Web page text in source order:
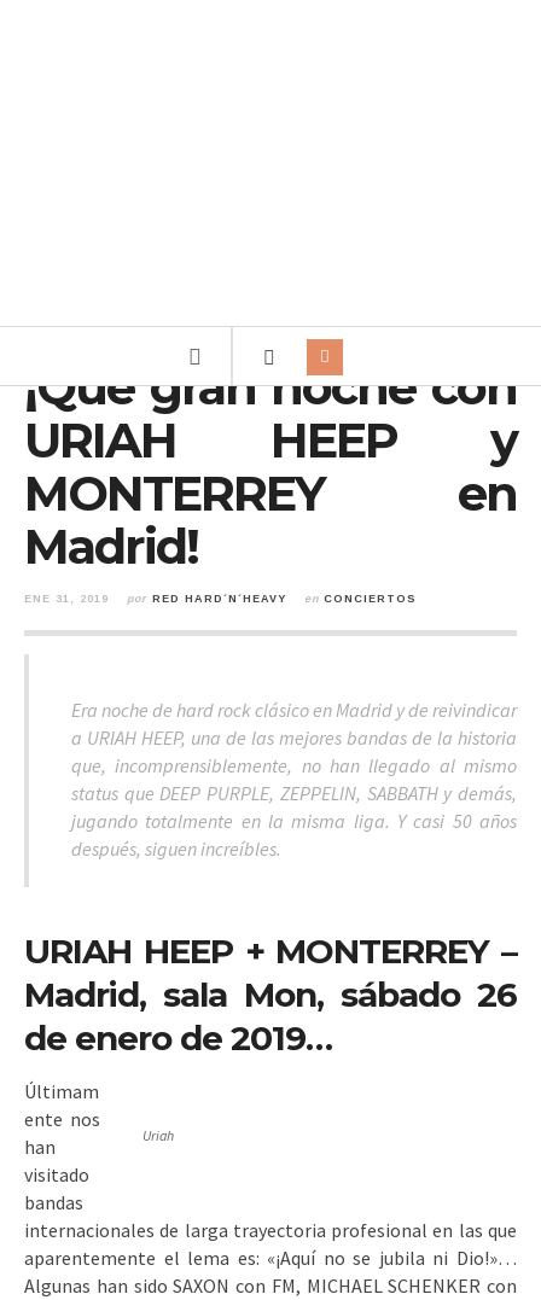
¡Qué gran noche con
URIAH HEEP y
MONTERREY en
Madrid!
ENE 31, 2019 por RED HARD´N´HEAVY en CONCIERTOS
Era noche de hard rock clásico en Madrid y de reivindicar
a URIAH HEEP, una de las mejores bandas de la historia
que, incomprensiblemente, no han llegado al mismo
status que DEEP PURPLE, ZEPPELIN, SABBATH y demás,
jugando totalmente en la misma liga. Y casi 50 años
después, siguen increíbles.
URIAH HEEP + MONTERREY –
Madrid, sala Mon, sábado 26
de enero de 2019…
Uriah
Últimam
ente nos
han
visitado
bandas
internacionales de larga trayectoria profesional en las que
aparentemente el lema es: «¡Aquí no se jubila ni Dio!»…
Algunas han sido SAXON con FM, MICHAEL SCHENKER con